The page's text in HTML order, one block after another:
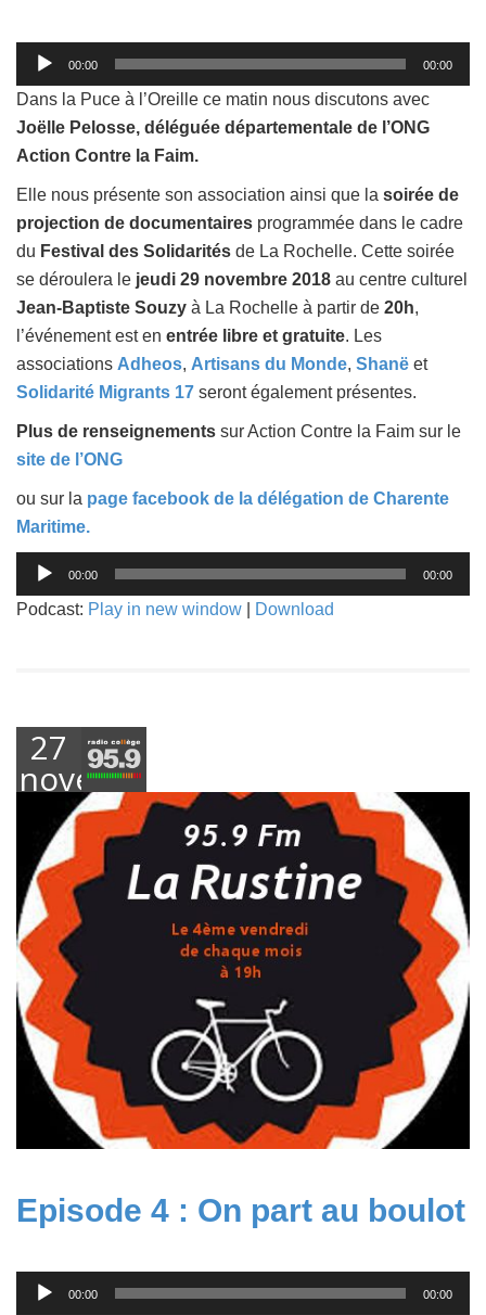
Lecteur
audio
00:00 00:00
Dans la Puce à l’Oreille ce matin nous discutons avec
Joëlle Pelosse, déléguée départementale de l’ONG
Action Contre la Faim.
Elle nous présente son association ainsi que la soirée de
projection de documentaires programmée dans le cadre
du Festival des Solidarités de La Rochelle. Cette soirée
se déroulera le jeudi 29 novembre 2018 au centre culturel
Jean-Baptiste Souzy à La Rochelle à partir de 20h,
l’événement est en entrée libre et gratuite. Les
associations Adheos, Artisans du Monde, Shanë et
Solidarité Migrants 17 seront également présentes.
Plus de renseignements sur Action Contre la Faim sur le
site de l’ONG
ou sur la page facebook de la délégation de Charente
Maritime.
Lecteur
audio
00:00 00:00
Podcast: Play in new window Download
27
novembre
2018
Episode 4 : On part au boulot
Lecteur
audio
00:00 00:00